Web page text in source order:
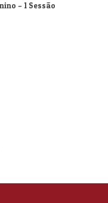
– 1 Sessão